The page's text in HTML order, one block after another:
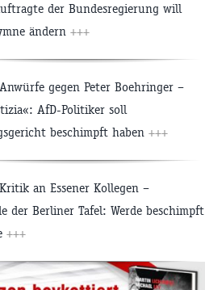
der Bundesregierung will
ändern +++
gegen Peter Boehringer –
AfD-Politiker soll
beschimpft haben +++
an Essener Kollegen –
der Berliner Tafel: Werde beschimpft
+++